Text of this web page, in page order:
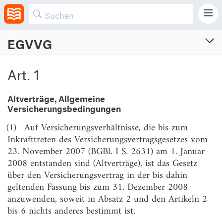
EGVVG
Versicherungsvertragsgesetz
Zuletzt geändert am 16.1.2026 (BGBl. I S. Nr. 14)
Art. 2
Vollmacht des Versicherungsvertreters,
Krankenversicherung
Art. 3
Verjährung
Art. 4
Lebensversicherung,
Berufsunfähigkeitsversicherung
Art. 4a Fortsetzung der Lebensversicherung
Art. 1
Altverträge, Allgemeine
Versicherungsbedingungen
(1) Auf Versicherungsverhältnisse, die bis zum
Inkrafttreten des Versicherungsvertragsgesetzes vom
23. November 2007 (BGBl. I S. 2631) am 1. Januar
2008 entstanden sind (Altverträge), ist das Gesetz
über den Versicherungsvertrag in der bis dahin
geltenden Fassung bis zum 31. Dezember 2008
anzuwenden, soweit in Absatz 2 und den Artikeln 2
bis 6 nichts anderes bestimmt ist.